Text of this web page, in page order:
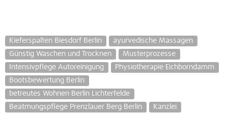
Kieferspalten Biesdorf Berlin
ayurvedische Massagen
Günstig Waschen und Trocknen
Musterprozesse
Intensivpflege Autoreinigung
Physiotherapie Eichborndamm
Bootsbewertung Berlin
betreutes Wohnen Berlin Lichterfelde
Beatmungspflege Prenzlauer Berg Berlin
Kanzlei